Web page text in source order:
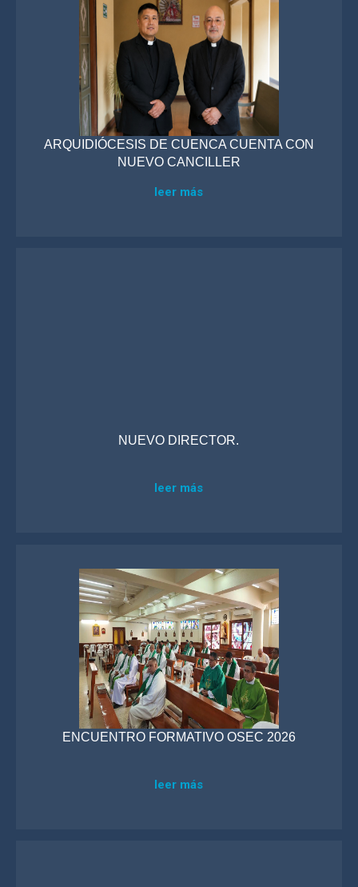
ARQUIDIÓCESIS DE CUENCA CUENTA CON
NUEVO CANCILLER
leer más
NUEVO DIRECTOR.
leer más
ENCUENTRO FORMATIVO OSEC 2026
leer más